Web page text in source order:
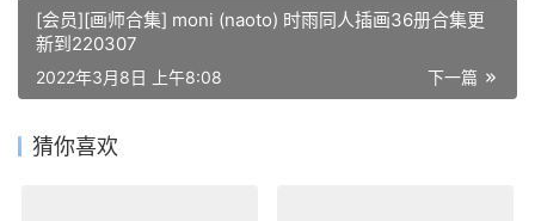
[会员][画师合集] moni (naoto) 时雨同人插画36册合集更
新到220307
下一篇
2022年3月8日 上午8:08
猜你喜欢